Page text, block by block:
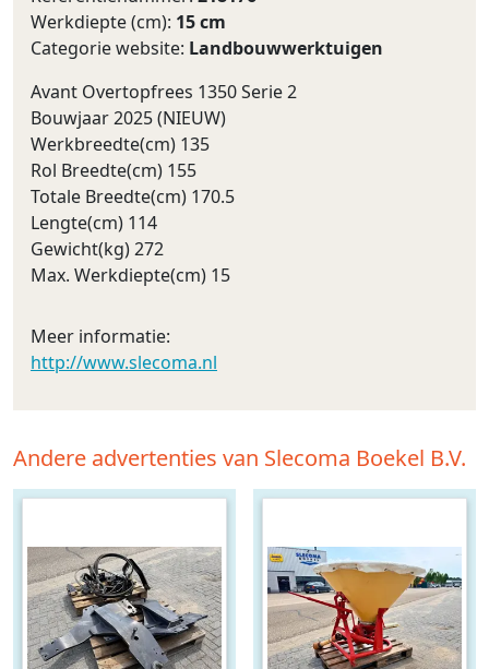
Werkdiepte (cm): 15 cm
Categorie website: Landbouwwerktuigen
Avant Overtopfrees 1350 Serie 2
Bouwjaar 2025 (NIEUW)
Werkbreedte(cm) 135
Rol Breedte(cm) 155
Totale Breedte(cm) 170.5
Lengte(cm) 114
Gewicht(kg) 272
Max. Werkdiepte(cm) 15
Meer informatie:
http://www.slecoma.nl
Andere advertenties van Slecoma Boekel B.V.